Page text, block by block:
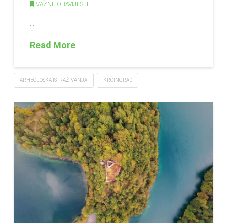
VAŽNE OBAVIJESTI
Read More
ARHEOLOŠKA ISTRAŽIVANJA KRČINGRAD